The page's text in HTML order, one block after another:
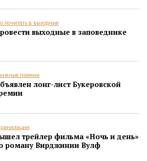
почитать в выходные
выходные в заповеднике
премии
лонг-лист Букеровской
трейлер фильма «Ночь и день»
роману Вирджинии Вулф